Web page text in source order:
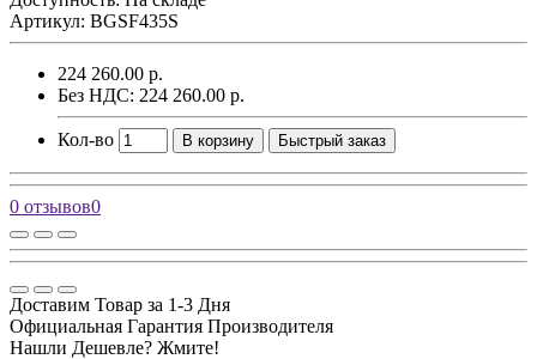
Артикул: BGSF435S
224 260.00 р.
Без НДС: 224 260.00 р.
Кол-во В корзину Быстрый заказ
0 отзывов0
Доставим Товар за 1-3 Дня
Официальная Гарантия Производителя
Нашли Дешевле? Жмите!